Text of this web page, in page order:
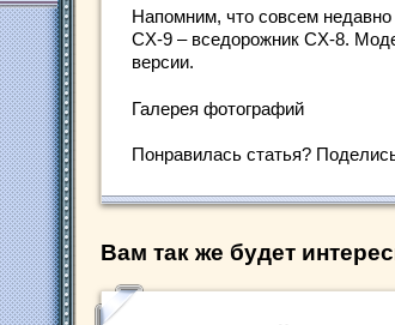
Напомним, что совсем
CX-9 – вседорожник CX-8.
версии.
Галерея фотографий
Понравилась статья?
Вам так же будет